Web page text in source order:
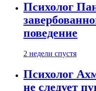
Психолог
поведение
2 недели спустя
Психолог
не следует